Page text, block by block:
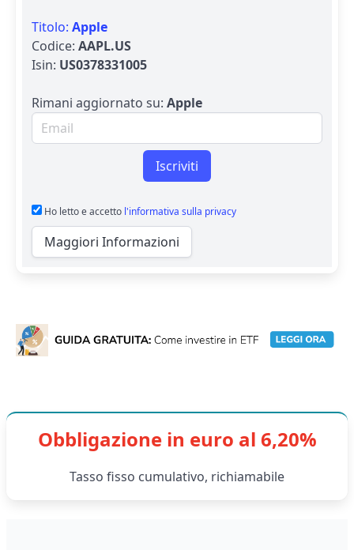
Titolo: Apple
Codice: AAPL.US
Isin: US0378331005
Rimani aggiornato su: Apple
Email per newsletter
Iscriviti
Ho letto e accetto l'informativa sulla privacy
Maggiori Informazioni
Obbligazione in euro al 6,20%
Tasso fisso cumulativo, richiamabile